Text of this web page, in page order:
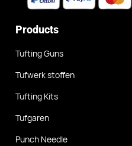
Products
Tufting Guns
Tufwerk stoffen
Tufting Kits
Tufgaren
Punch Needle